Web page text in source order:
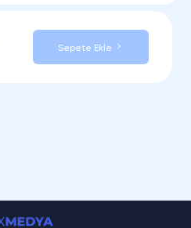
Sepete Ekle